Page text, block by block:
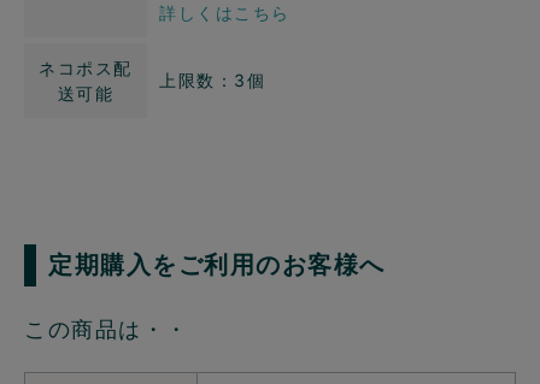
詳しくはこちら
ネコポス配
送可能
上限数：3個
定期購入をご利用のお客様へ
この商品は・・